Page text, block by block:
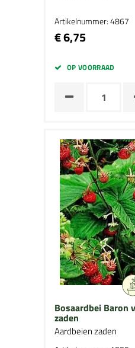
Artikelnummer: 4867
€ 6,75
OP VOORRAAD
Bosaardbei Baron
zaden
Aardbeien zaden